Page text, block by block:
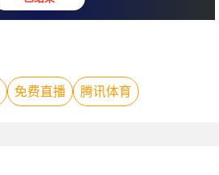
: 海
免费直播 腾讯体育